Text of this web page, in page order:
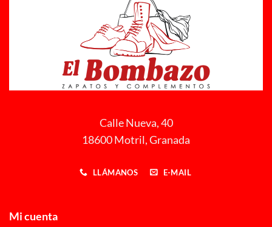
Calle Nueva, 40
18600 Motril, Granada
LLÁMANOS E-MAIL
Mi cuenta